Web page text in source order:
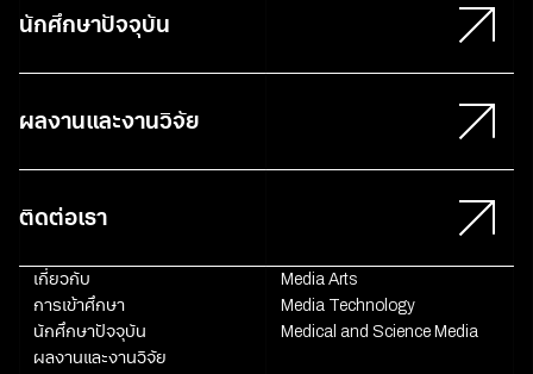
นักศึกษาปัจจุบัน
ผลงานและงานวิจัย
ติดต่อเรา
เกี่ยวกับ
การเข้าศึกษา
นักศึกษาปัจจุบัน
ผลงานและงานวิจัย
Media Arts
Media Technology
Medical and Science Media